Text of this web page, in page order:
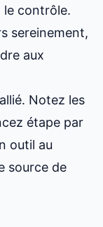
contrôle.
sereinement,
aux
Notez les
étape par
outil au
source de